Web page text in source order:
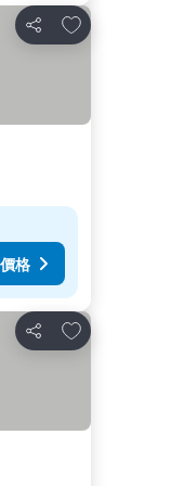
分享
放到收藏夾
格
分享
放到收藏夾